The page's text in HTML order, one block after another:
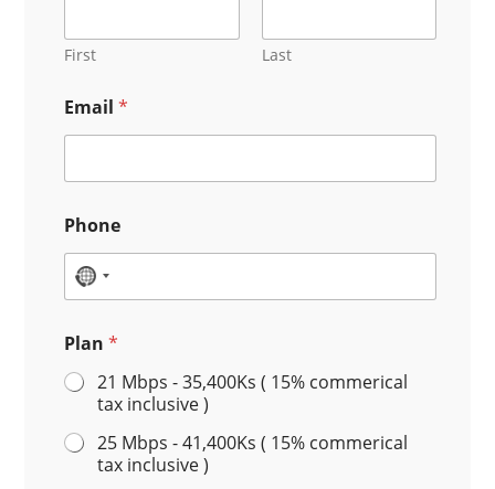
First Last
Email*
Phone
N
c
Plan*
21 Mbps - 35,400Ks ( 15% commerical
tax inclusive )
25 Mbps - 41,400Ks ( 15% commerical
tax inclusive )